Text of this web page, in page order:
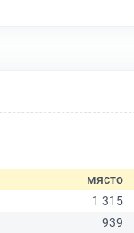
място
1 315
939